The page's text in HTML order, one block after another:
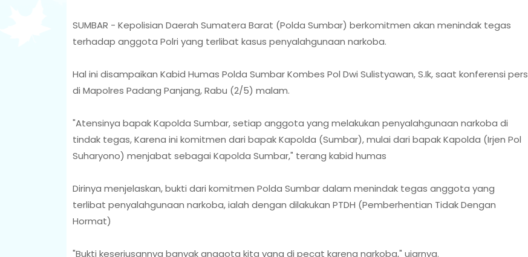
SUMBAR - Kepolisian Daerah Sumatera Barat (Polda Sumbar) berkomitmen akan menindak tegas
terhadap anggota Polri yang terlibat kasus penyalahgunaan narkoba.
Hal ini disampaikan Kabid Humas Polda Sumbar Kombes Pol Dwi Sulistyawan, S.Ik, saat konferensi pers
di Mapolres Padang Panjang, Rabu (2/5) malam.
"Atensinya bapak Kapolda Sumbar, setiap anggota yang melakukan penyalahgunaan narkoba di
tindak tegas, Karena ini komitmen dari bapak Kapolda (Sumbar), mulai dari bapak Kapolda (Irjen Pol
Suharyono) menjabat sebagai Kapolda Sumbar," terang kabid humas
Dirinya menjelaskan, bukti dari komitmen Polda Sumbar dalam menindak tegas anggota yang
terlibat penyalahgunaan narkoba, ialah dengan dilakukan PTDH (Pemberhentian Tidak Dengan
Hormat)
"Bukti keseriusannya banyak anggota kita yang di pecat karena narkoba," ujarnya.